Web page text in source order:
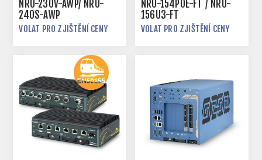
NRU-230V-AWP/ NRU-
240S-AWP
VOLAT PRO ZJIŠTĚNÍ CENY
NRU-154POE-FT / NRU-
156U3-FT
VOLAT PRO ZJIŠTĚNÍ CENY